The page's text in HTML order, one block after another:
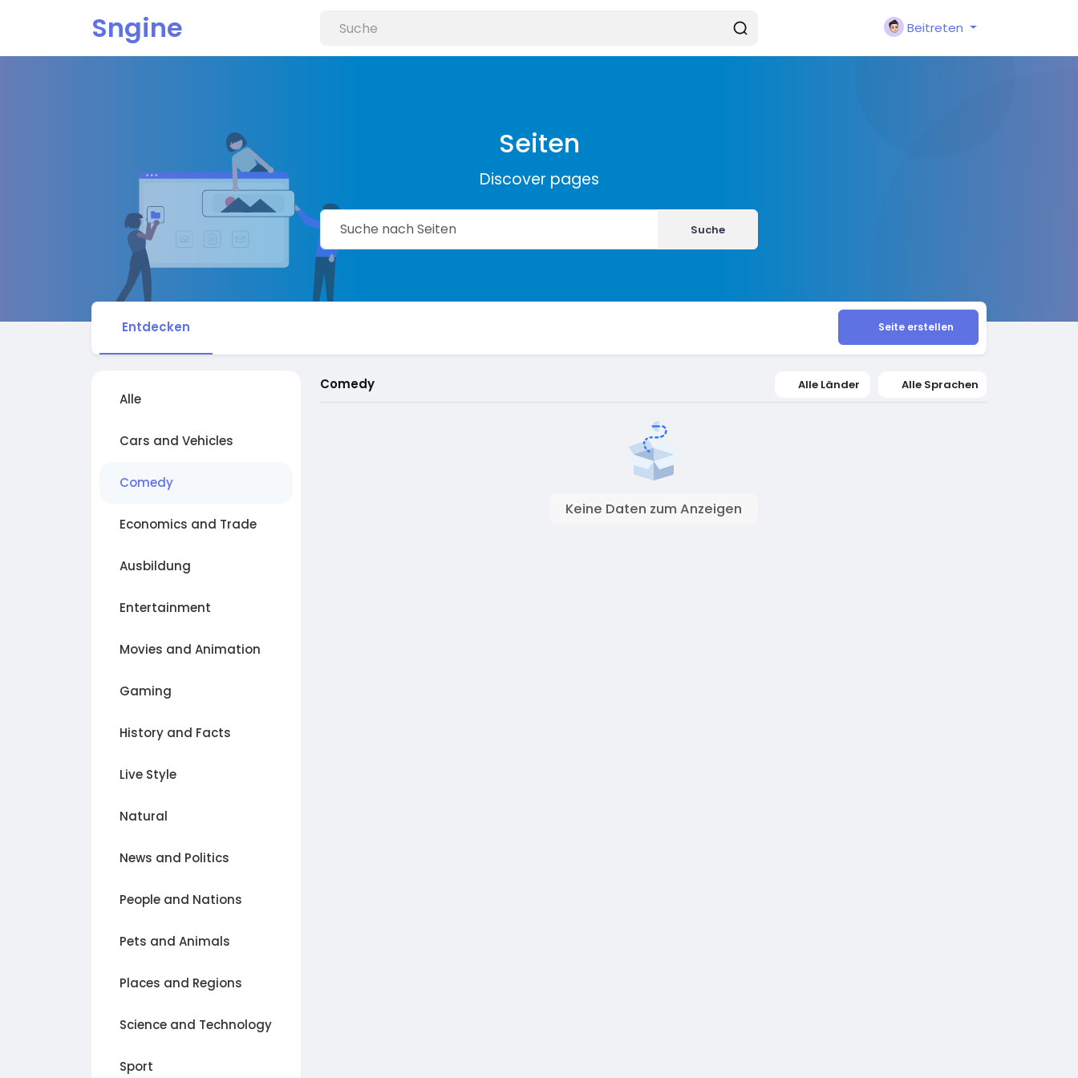
Sngine Beitreten
Seiten
Discover pages
Suche
Entdecken Seite erstellen
Alle
Cars and Vehicles
Comedy
Economics and Trade
Ausbildung
Entertainment
Movies and Animation
Gaming
History and Facts
Live Style
Natural
News and Politics
People and Nations
Pets and Animals
Places and Regions
Science and Technology
Sport
Comedy Alle Länder Alle Sprachen
Keine Daten zum Anzeigen